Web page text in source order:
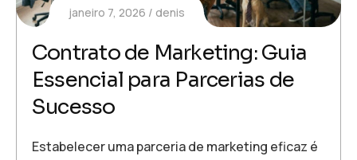
janeiro 7, 2026 denis
Contrato de Marketing: Guia
Essencial para Parcerias de
Sucesso
Estabelecer uma parceria de marketing eficaz é